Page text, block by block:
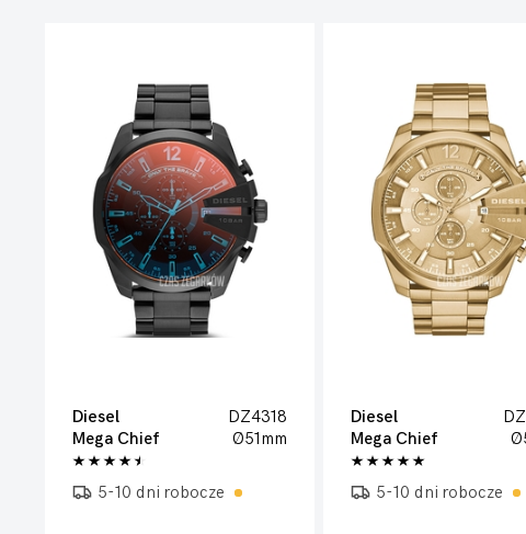
Diesel
DZ4318
Mega Chief
Ø51mm
5-10 dni robocze
Diesel
Mega Chief
5-10 dni robocze